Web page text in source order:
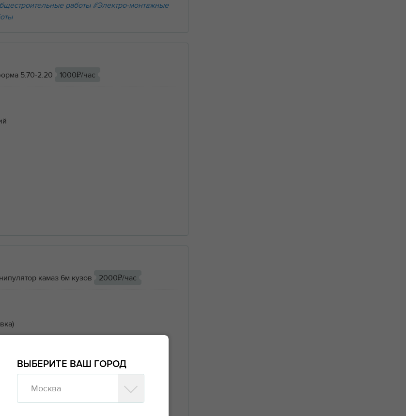
работы #Электро-монтажные
5.70-2.20
1000₽/час
камаз 6м кузов
2000₽/час
ВЫБЕРИТЕ ВАШ ГОРОД
Москва